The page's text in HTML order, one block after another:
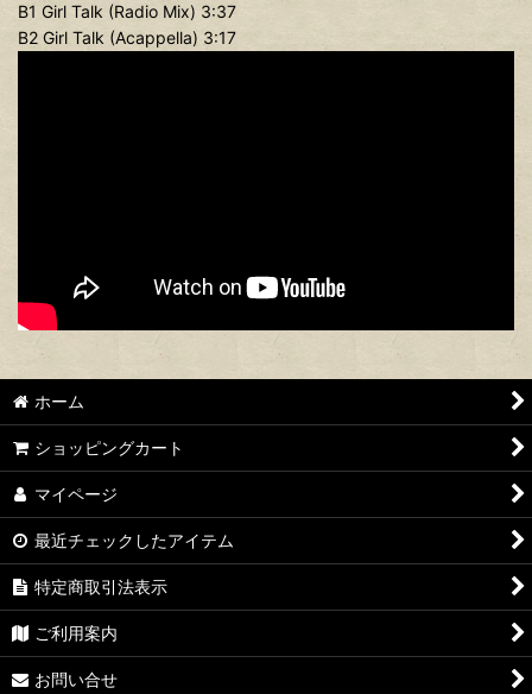
B1 Girl Talk (Radio Mix) 3:37
B2 Girl Talk (Acappella) 3:17
ホーム
ショッピングカート
マイページ
最近チェックしたアイテム
特定商取引法表示
ご利用案内
お問い合せ